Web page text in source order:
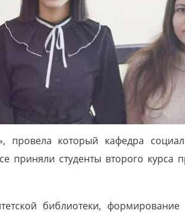
провела который кафедра
приняли студенты второго курса
библиотеки,